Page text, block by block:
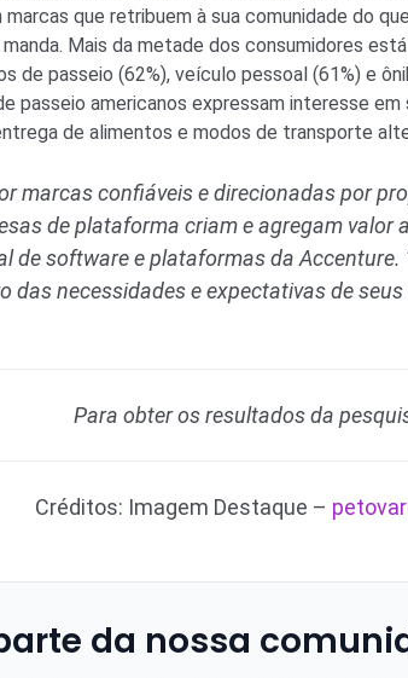
que retribuem à sua comunidade do
Mais da metade dos consumidores
de passeio (62%), veículo pessoal (61%) e
passeio americanos expressam interesse
de alimentos e modos de transporte
marcas confiáveis e direcionadas por
de plataforma criam e agregam valor
de software e plataformas da Accenture.
das necessidades e expectativas de
Para obter os resultados da
Créditos: Imagem Destaque –
da nossa